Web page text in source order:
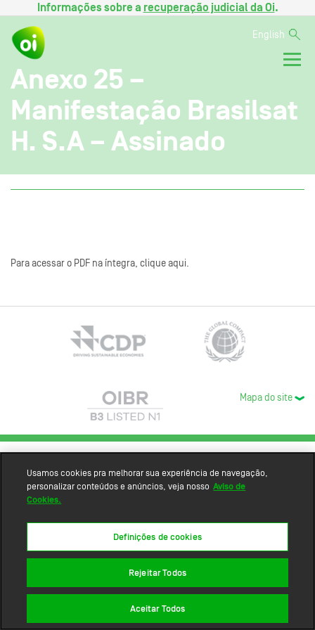
Informações sobre a recuperação judicial da Oi.
English
Anexo 25 –
Manifestação Brasilsat
H. S.A – Assinado
Para acessar o PDF na íntegra, clique aqui.
Mapa do site
Usamos cookies pra melhorar sua experiência de navegação,
personalizar conteúdos e anúncios, veja nosso Aviso de
Cookies.
Definições de cookies
Rejeitar Todos
Aceitar Todos